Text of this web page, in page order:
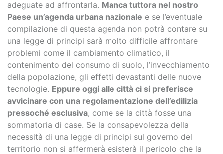
adeguate ad affrontarla. Manca tuttora nel nostro
Paese un’agenda urbana nazionale e se l’eventuale
compilazione di questa agenda non potrà contare su
una legge di principi sarà molto difficile affrontare
problemi come il cambiamento climatico, il
contenimento del consumo di suolo, l’invecchiamento
della popolazione, gli effetti devastanti delle nuove
tecnologie. Eppure oggi alle città ci si preferisce
avvicinare con una regolamentazione dell’edilizia
pressoché esclusiva, come se la città fosse una
sommatoria di case. Se la consapevolezza della
necessità di una legge di principi sul governo del
territorio non si affermerà esisterà il pericolo che la